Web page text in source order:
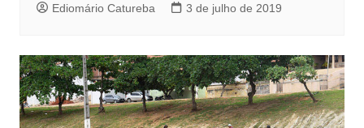
Ediomário Catureba 3 de julho de 2019